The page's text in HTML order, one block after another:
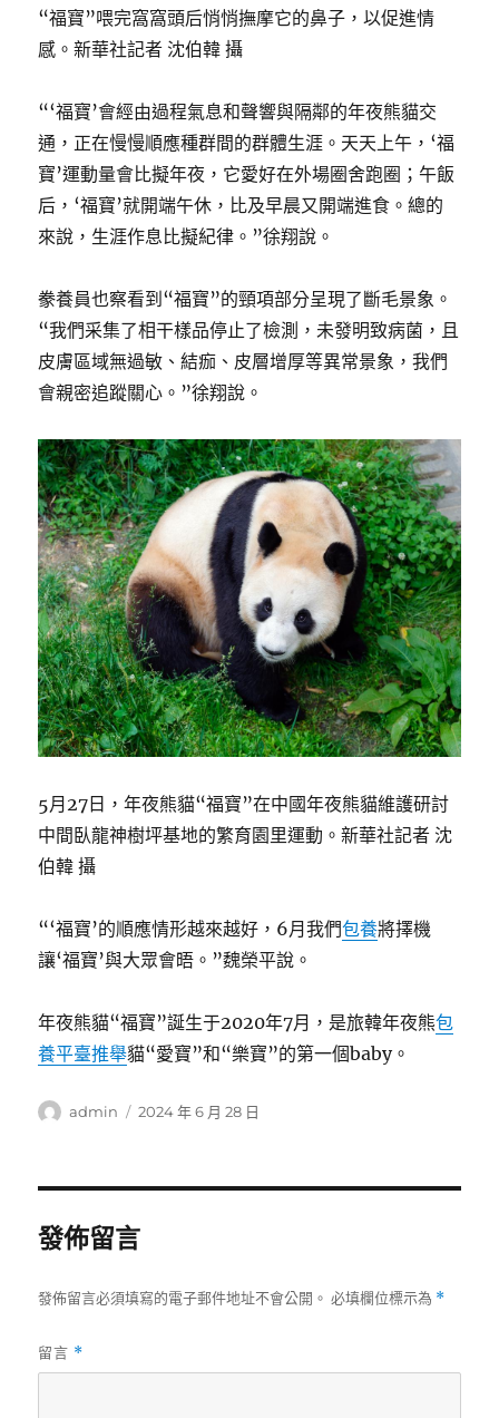
“福寶”喂完窩窩頭后悄悄撫摩它的鼻子，以促進情
感。新華社記者 沈伯韓 攝
“‘福寶’會經由過程氣息和聲響與隔鄰的年夜熊貓交
通，正在慢慢順應種群間的群體生涯。天天上午，‘福
寶’運動量會比擬年夜，它愛好在外場圈舍跑圈；午飯
后，‘福寶’就開端午休，比及早晨又開端進食。總的
來說，生涯作息比擬紀律。”徐翔說。
豢養員也察看到“福寶”的頸項部分呈現了斷毛景象。
“我們采集了相干樣品停止了檢測，未發明致病菌，且
皮膚區域無過敏、結痂、皮層增厚等異常景象，我們
會親密追蹤關心。”徐翔說。
5月27日，年夜熊貓“福寶”在中國年夜熊貓維護研討
中間臥龍神樹坪基地的繁育園里運動。新華社記者 沈
伯韓 攝
“‘福寶’的順應情形越來越好，6月我們包養將擇機
讓‘福寶’與大眾會晤。”魏榮平說。
年夜熊貓“福寶”誕生于2020年7月，是旅韓年夜熊包
養平臺推舉貓“愛寶”和“樂寶”的第一個baby。
作
admin
發
2024 年 6 月 28 日
發佈留言
發佈留言必須填寫的電子郵件地址不會公開。 必填欄位標示為 *
留言 *